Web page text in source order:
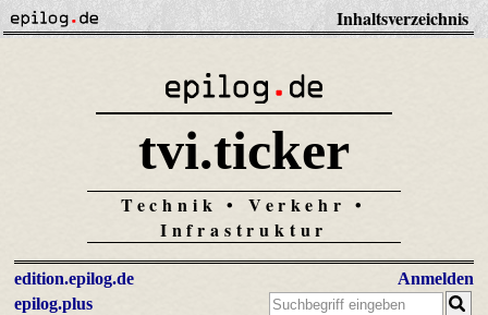
Inhaltsverzeichnis
tvi.ticker
Technik • Verkehr •
Infrastruktur
edition.epilog.de
epilog.plus
Anmelden